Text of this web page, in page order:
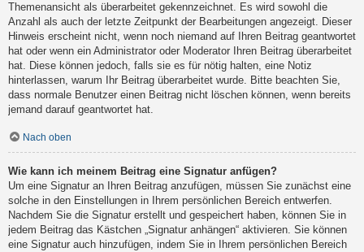
Themenansicht als überarbeitet gekennzeichnet. Es wird sowohl die
Anzahl als auch der letzte Zeitpunkt der Bearbeitungen angezeigt. Dieser
Hinweis erscheint nicht, wenn noch niemand auf Ihren Beitrag geantwortet
hat oder wenn ein Administrator oder Moderator Ihren Beitrag überarbeitet
hat. Diese können jedoch, falls sie es für nötig halten, eine Notiz
hinterlassen, warum Ihr Beitrag überarbeitet wurde. Bitte beachten Sie,
dass normale Benutzer einen Beitrag nicht löschen können, wenn bereits
jemand darauf geantwortet hat.
Nach oben
Wie kann ich meinem Beitrag eine Signatur anfügen?
Um eine Signatur an Ihren Beitrag anzufügen, müssen Sie zunächst eine
solche in den Einstellungen in Ihrem persönlichen Bereich entwerfen.
Nachdem Sie die Signatur erstellt und gespeichert haben, können Sie in
jedem Beitrag das Kästchen „Signatur anhängen“ aktivieren. Sie können
eine Signatur auch hinzufügen, indem Sie in Ihrem persönlichen Bereich